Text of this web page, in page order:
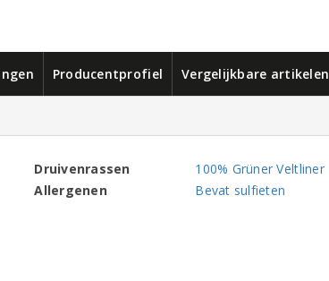
Producentprofiel Vergelijkbare artikelen
Druivenrassen
100% Grüner Veltliner
Allergenen
Bevat sulfieten